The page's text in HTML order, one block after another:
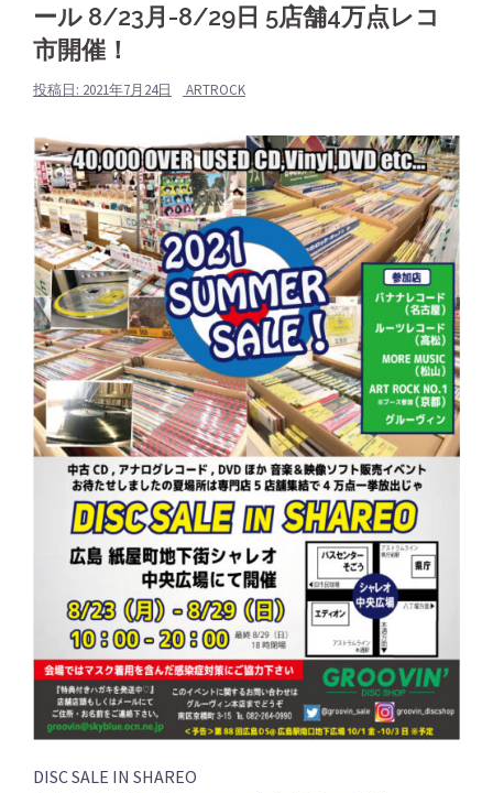
ール 8/23月-8/29日 5店舗4万点レコ
市開催！
投稿日: 2021年7月24日 ARTROCK
DISC SALE IN SHAREO